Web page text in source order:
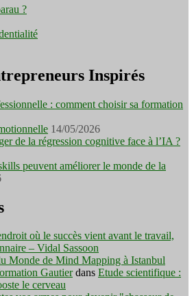
?
Inspirés
: comment choisir sa formation
14/05/2026
de la régression cognitive face à l’IA ?
peuvent améliorer le monde de la
où le succès vient avant le travail,
– Vidal Sassoon
Monde de Mind Mapping à Istanbul
Gautierdans Etude scientifique :
le cerveau